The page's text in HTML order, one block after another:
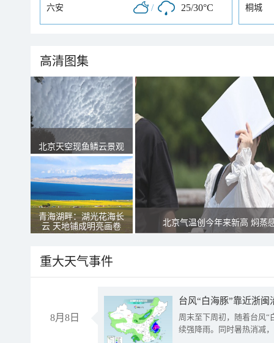
六安 / 25/30°C 桐城
高清图集
北京天空现鱼鳞云景观
青海湖畔：湖光花海长
云 天地铺成明亮画卷
北京气温创今年来新高 焖蒸
重大天气事件
8月8日
台风“白海豚”靠近浙
周末至下周初，随着台风“
续强降雨。同时暑热消减